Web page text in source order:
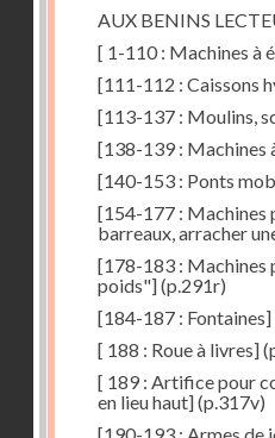
AUX BENINS
[ 1-110 : Machines à
[111-112 : Caissons
[113-137 : Moulins,
[138-139 : Machines
[140-153 : Ponts
[154-177 : Machines
barreaux, arracher
[178-183 : Machines
poids"](p.291r)
[184-187 : Fontaines]
[ 188 : Roue à livres]
[ 189 : Artifice pour
en lieu haut](p.317v)